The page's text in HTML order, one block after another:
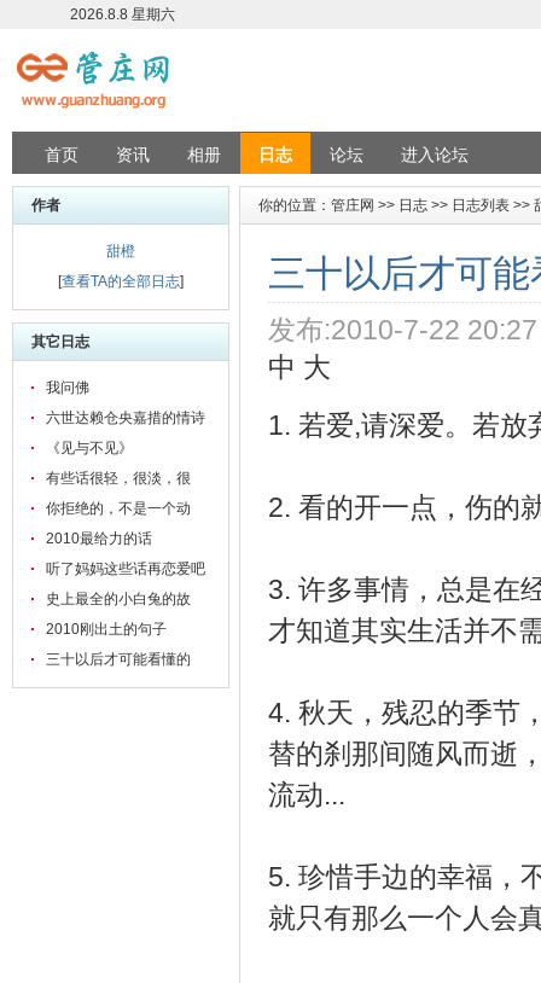
2026.8.8 星期六
首页 资讯 相册 日志 论坛 进入论坛
作者
甜橙
[查看TA的全部日志]
其它日志
我问佛
六世达赖仓央嘉措的情诗
《见与不见》
有些话很轻，很淡，很
你拒绝的，不是一个动
2010最给力的话
听了妈妈这些话再恋爱吧
史上最全的小白兔的故
2010刚出土的句子
三十以后才可能看懂的
你的位置： 管庄网 >> 日志 >> 日志列表 >>
三十以后才可
发布:2010-7-22
中 大
1. 若爱,请深爱。若放
2. 看的开一点，伤的
3. 许多事情，总是在
才知道其实生活并不
4. 秋天，残忍的季节
替的刹那间随风而逝
流动...
5. 珍惜手边的幸福，
就只有那么一个人会